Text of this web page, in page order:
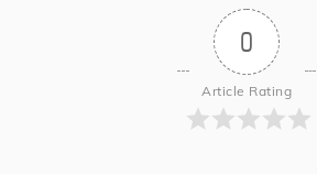
0
Article Rating